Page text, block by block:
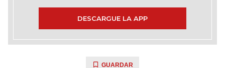
DESCARGUE LA APP
GUARDAR